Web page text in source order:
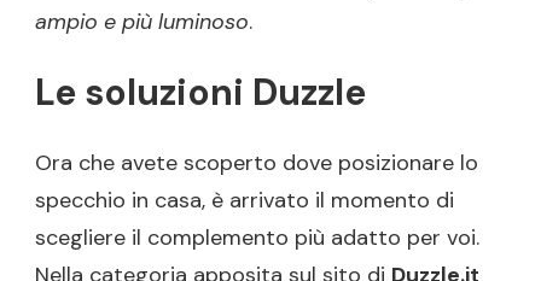
ampio e più luminoso.
Le soluzioni Duzzle
Ora che avete scoperto dove posizionare lo
specchio in casa, è arrivato il momento di
scegliere il complemento più adatto per voi.